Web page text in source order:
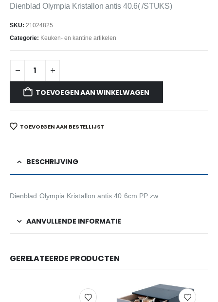
Dienblad Olympia Kristallon antis 40.6( /STUKS)
SKU: 21024825
Categorie: Keuken- en kantine artikelen
TOEVOEGEN AAN WINKELWAGEN
TOEVOEGEN AAN BESTELLIJST
BESCHRIJVING
Dienblad Olympia Kristallon antis 40.6cm PP zw
AANVULLENDE INFORMATIE
GERELATEERDE PRODUCTEN